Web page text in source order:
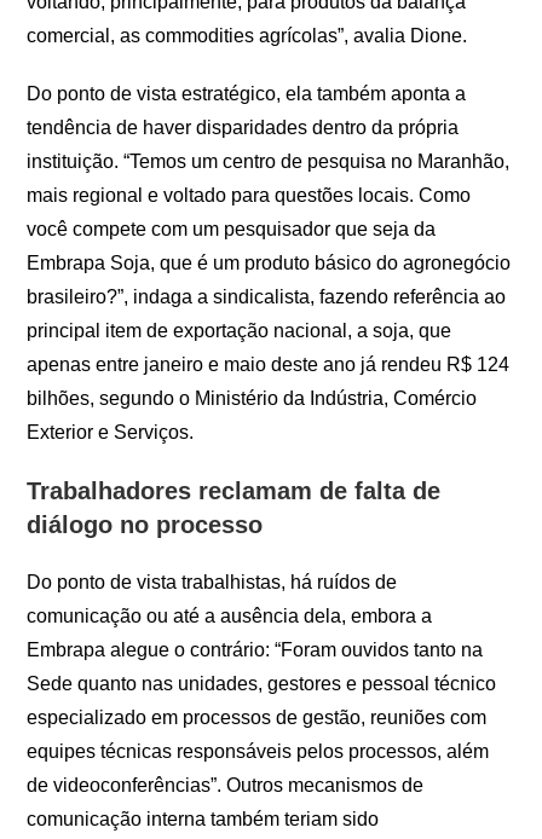
comercial, as commodities agrícolas”, avalia Dione.
Do ponto de vista estratégico, ela também aponta a
tendência de haver disparidades dentro da própria
instituição. “Temos um centro de pesquisa no Maranhão,
mais regional e voltado para questões locais. Como
você compete com um pesquisador que seja da
Embrapa Soja, que é um produto básico do agronegócio
brasileiro?”, indaga a sindicalista, fazendo referência ao
principal item de exportação nacional, a soja, que
apenas entre janeiro e maio deste ano já rendeu R$ 124
bilhões, segundo o Ministério da Indústria, Comércio
Exterior e Serviços.
Trabalhadores reclamam de falta de
diálogo no processo
Do ponto de vista trabalhistas, há ruídos de
comunicação ou até a ausência dela, embora a
Embrapa alegue o contrário: “Foram ouvidos tanto na
Sede quanto nas unidades, gestores e pessoal técnico
especializado em processos de gestão, reuniões com
equipes técnicas responsáveis pelos processos, além
de videoconferências”. Outros mecanismos de
comunicação interna também teriam sido